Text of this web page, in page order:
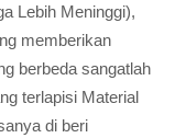
Lebih Meninggi),
memberikan
berbeda sangatlah
terlapisi Material
di beri